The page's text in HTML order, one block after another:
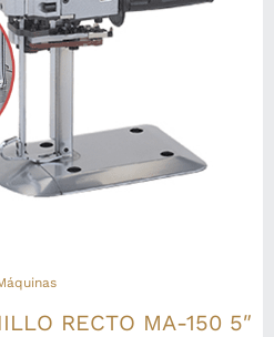
RECTO MA-150 5″